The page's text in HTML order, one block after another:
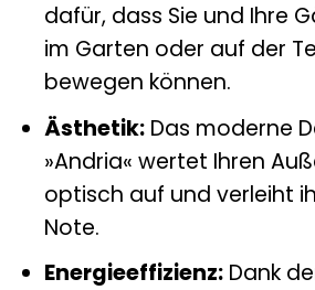
dafür, dass Sie und Ihre
im Garten oder auf der
bewegen können.
Ästhetik:Das moderne
»Andria« wertet Ihren
optisch auf und verleiht
Note.
Energieeffizienz:Dank